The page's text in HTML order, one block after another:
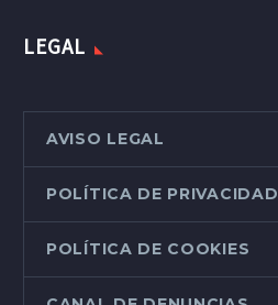
LEGAL
AVISO LEGAL
POLÍTICA DE PRIVACIDAD
POLÍTICA DE COOKIES